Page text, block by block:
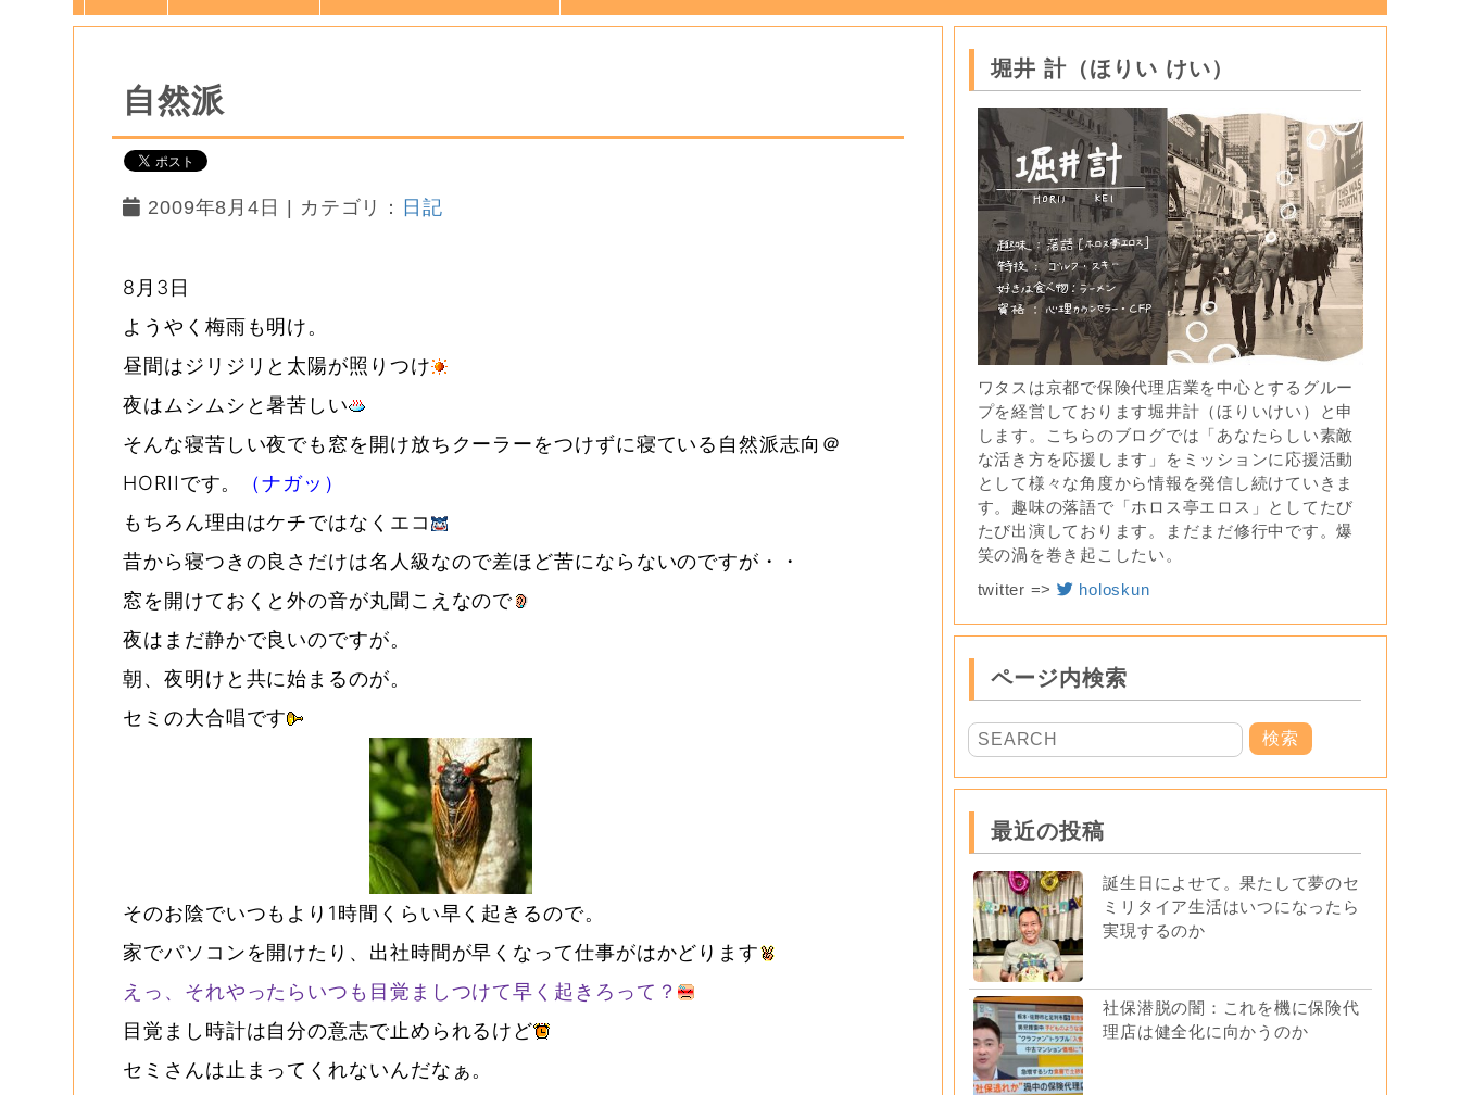
自然派
2009年8月4日 | カテゴリ： 日記
8月3日
ようやく梅雨も明け。
昼間はジリジリと太陽が照りつけ
夜はムシムシと暑苦しい
そんな寝苦しい夜でも窓を開け放ちクーラーをつけずに寝ている自然派志向＠
HORIIです。
（ナガッ）
もちろん理由はケチではなくエコ
昔から寝つきの良さだけは名人級なので差ほど苦にならないのですが・・
窓を開けておくと外の音が丸聞こえなので
夜はまだ静かで良いのですが。
朝、夜明けと共に始まるのが。
セミの大合唱です
そのお陰でいつもより1時間くらい早く起きるので。
家でパソコンを開けたり、出社時間が早くなって仕事がはかどります
えっ、それやったらいつも目覚ましつけて早く起きろって？
目覚まし時計は自分の意志で止められるけど
セミさんは止まってくれないんだなぁ。
堀井 計（ほりい けい）
ワタスは京都で保険代理店業を中心とするグルー
プを経営しております堀井計（ほりいけい）と申
します。こちらのブログでは「あなたらしい素敵
な活き方を応援します」をミッションに応援活動
として様々な角度から情報を発信し続けていきま
す。趣味の落語で「ホロス亭エロス」としてたび
たび出演しております。まだまだ修行中です。爆
笑の渦を巻き起こしたい。
twitter =>
holoskun
ページ内検索
最近の投稿
誕生日によせて。果たして夢のセ
ミリタイア生活はいつになったら
実現するのか
社保潜脱の闇：これを機に保険代
理店は健全化に向かうのか